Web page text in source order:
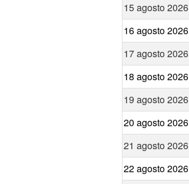
15 agosto 2026
16 agosto 2026
17 agosto 2026
18 agosto 2026
19 agosto 2026
20 agosto 2026
21 agosto 2026
22 agosto 2026